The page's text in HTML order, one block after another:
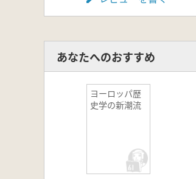
あなたへのおすすめ
ヨーロッパ歴
史学の新潮流